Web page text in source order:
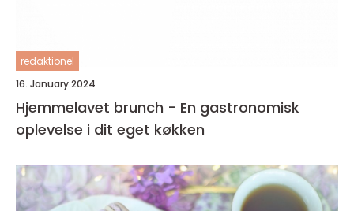
redaktionel
16. January 2024
Hjemmelavet brunch - En gastronomisk
oplevelse i dit eget køkken